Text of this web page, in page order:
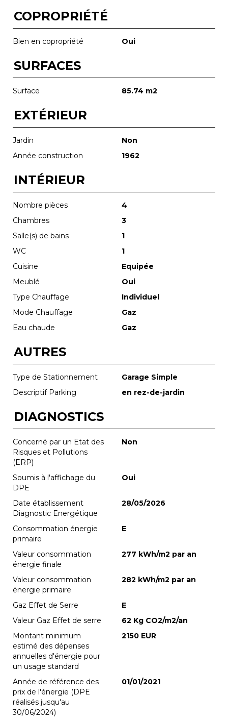
COPROPRIÉTÉ
Bien en copropriété Oui
SURFACES
Surface 85.74 m2
EXTÉRIEUR
Jardin
Non
Année construction
1962
INTÉRIEUR
Nombre pièces
4
Chambres
3
Salle(s) de bains
1
WC
1
Cuisine
Equipée
Meublé
Oui
Type Chauffage
Individuel
Mode Chauffage
Gaz
Eau chaude
Gaz
AUTRES
Type de Stationnement
Garage Simple
Descriptif Parking
en rez-de-jardin
DIAGNOSTICS
Concerné par un Etat des
Risques et Pollutions
(ERP)
Non
Soumis à l'affichage du
DPE
Oui
Date établissement
Diagnostic Energétique
28/05/2026
Consommation énergie
primaire
E
Valeur consommation
énergie finale
277 kWh/m2 par an
Valeur consommation
énergie primaire
282 kWh/m2 par an
Gaz Effet de Serre
E
Valeur Gaz Effet de serre
62 Kg CO2/m2/an
Montant minimum
estimé des dépenses
annuelles d'énergie pour
un usage standard
2150 EUR
Année de référence des
prix de l'énergie (DPE
réalisés jusqu'au
30/06/2024)
01/01/2021